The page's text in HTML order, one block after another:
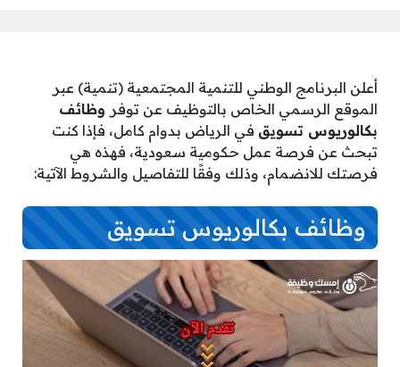
أعلن البرنامج الوطني للتنمية المجتمعية (تنمية) عبر
الموقع الرسمي الخاص بالتوظيف عن توفر وظائف
بكالوريوس تسويق في الرياض بدوام كامل، فإذا كنت
تبحث عن فرصة عمل حكومية سعودية، فهذه هي
فرصتك للانضمام، وذلك وفقًا للتفاصيل والشروط الآتية:
وظائف بكالوريوس تسويق